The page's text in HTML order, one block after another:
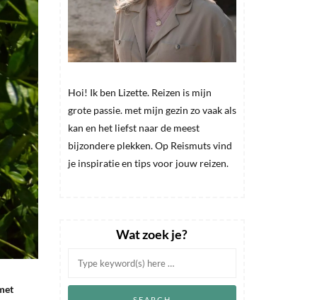
Hoi! Ik ben Lizette. Reizen is mijn
grote passie. met mijn gezin zo vaak als
kan en het liefst naar de meest
bijzondere plekken. Op Reismuts vind
je inspiratie en tips voor jouw reizen.
Wat zoek je?